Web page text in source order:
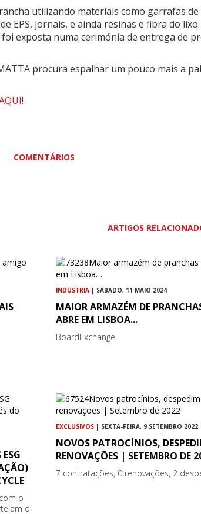
utilizando materiais como garrafas de
EPS, jornais, e ainda resinas e fibra do
exposta numa cerimónia de entrega de
procura espalhar um pouco mais a
!
COMENTÁRIOS
ARTIGOS
INDÚSTRIA | SÁBADO, 11 MAIO 2024
MAIOR ARMAZÉM DE
ABRE EM LISBOA...
BoardExchange
o
o
EXCLUSIVOS | SEXTA-FEIRA, 9 SETEMBRO 2022
NOVOS PATROCÍNIOS,
RENOVAÇÕES | SETEMBRO DE
7 contratações, 0 renovações, 2